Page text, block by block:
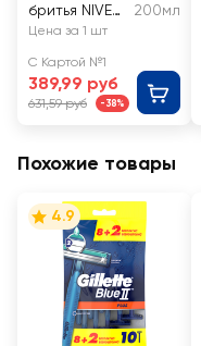
бритья NIVEA
Men
щий, для
чувствительн
ой кожи
200мл
Цена за 1 шт
С Картой №1
389,99 руб
631,59 руб -38%
Похожие товары
4.9